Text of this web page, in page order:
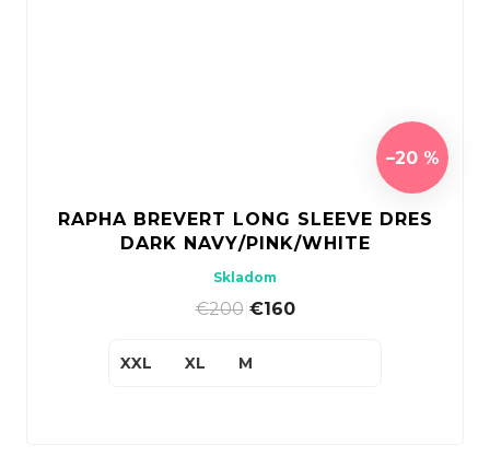
–20 %
RAPHA BREVERT LONG SLEEVE DRES
DARK NAVY/PINK/WHITE
Skladom
€200| €160
XXL XL M